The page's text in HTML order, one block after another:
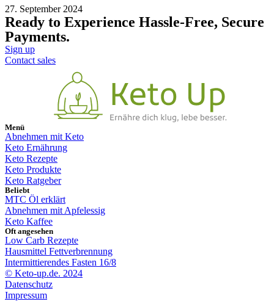
27. September 2024
Ready to Experience Hassle-Free, Secure
Payments.
Sign up
Contact sales
Menü
Abnehmen mit Keto
Keto Ernährung
Keto Rezepte
Keto Produkte
Keto Ratgeber
Beliebt
MTC Öl erklärt
Abnehmen mit Apfelessig
Keto Kaffee
Oft angesehen
Low Carb Rezepte
Hausmittel Fettverbrennung
Intermittierendes Fasten 16/8
© Keto-up.de. 2024
Datenschutz
Impressum